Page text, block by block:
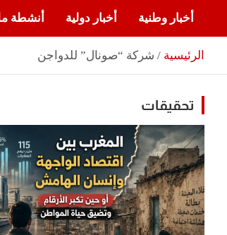
أخبار وطنية أخبار دولية أنشطة
الرئيسية شركة “صونال” للدواجن
تحقيقات